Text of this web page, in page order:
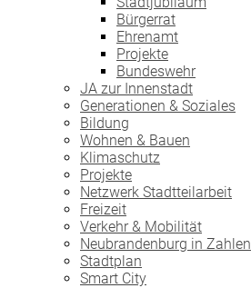
Bürgerrat
Ehrenamt
Projekte
Bundeswehr
JA zur Innenstadt
Generationen & Soziales
Bildung
Wohnen & Bauen
Klimaschutz
Projekte
Netzwerk Stadtteilarbeit
Freizeit
Verkehr & Mobilität
Neubrandenburg in Zahlen
Stadtplan
Smart City